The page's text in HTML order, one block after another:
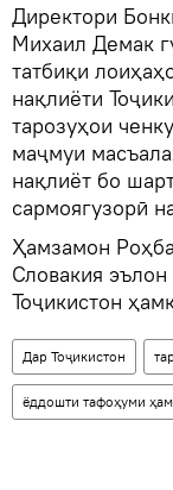
Директори
Михаил Демак
татбиқи
нақлиёти
тарозуҳои
маҷмуи
нақлиёт бо
сармоягузорӣ
Ҳамзамон
Словакия
Тоҷикистон
Дар Тоҷикистон
ёддошти тафоҳуми